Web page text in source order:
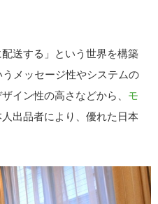
送する」という世界を構築
うメッセージ性やシステムの
イン性の高さなどから、 モ
出品者により、優れた日本